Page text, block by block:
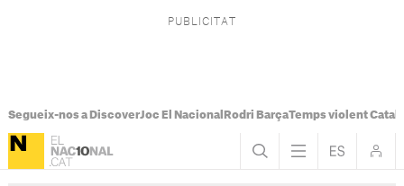
Segueix-nos a DiscoverJoc El Nacional Rodri BarçaTemps violent